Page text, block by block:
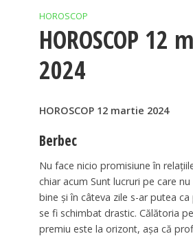
HOROSCOP
HOROSCOP 12
2024
HOROSCOP 12 martie 2024
Berbec
Nu face nicio promisiune în
chiar acum Sunt lucruri pe care
bine și în câteva zile s-ar putea
se fi schimbat drastic. Călătoria
premiu este la orizont, așa că